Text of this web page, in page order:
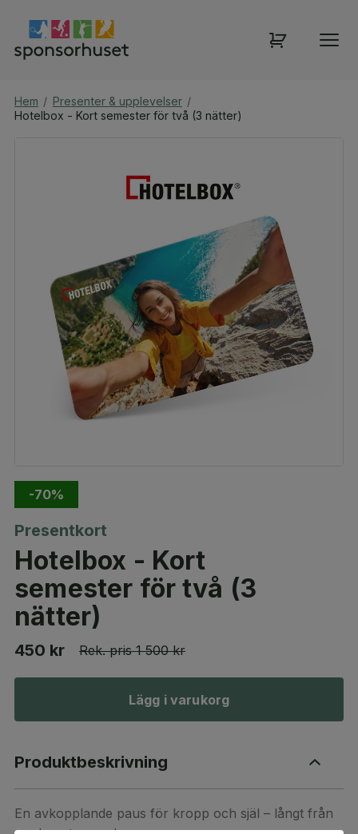
Hem / Presenter & upplevelser /
Hotelbox - Kort semester för två (3 nätter)
-70%
Presentkort
Hotelbox - Kort
semester för två (3
nätter)
450 kr Rek. pris 1 500 kr
Lägg i varukorg
Produktbeskrivning
En avkopplande paus för kropp och själ – långt från